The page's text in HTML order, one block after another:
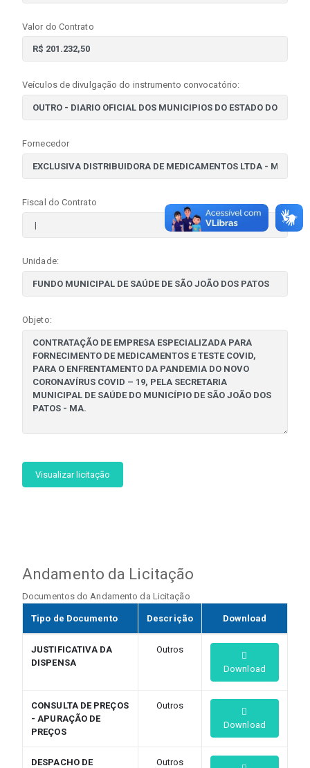
Valor do Contrato
Veículos de divulgação do instrumento convocatório:
Fornecedor
Fiscal do Contrato
Unidade:
Objeto:
Visualizar licitação
Andamento da Licitação
Documentos do Andamento da Licitação
Tipo de Documento Descrição Download
JUSTIFICATIVA DA
DISPENSA
Outros
Download
CONSULTA DE PREÇOS
- APURAÇÃO DE
PREÇOS
Outros
Download
DESPACHO DE
Outros